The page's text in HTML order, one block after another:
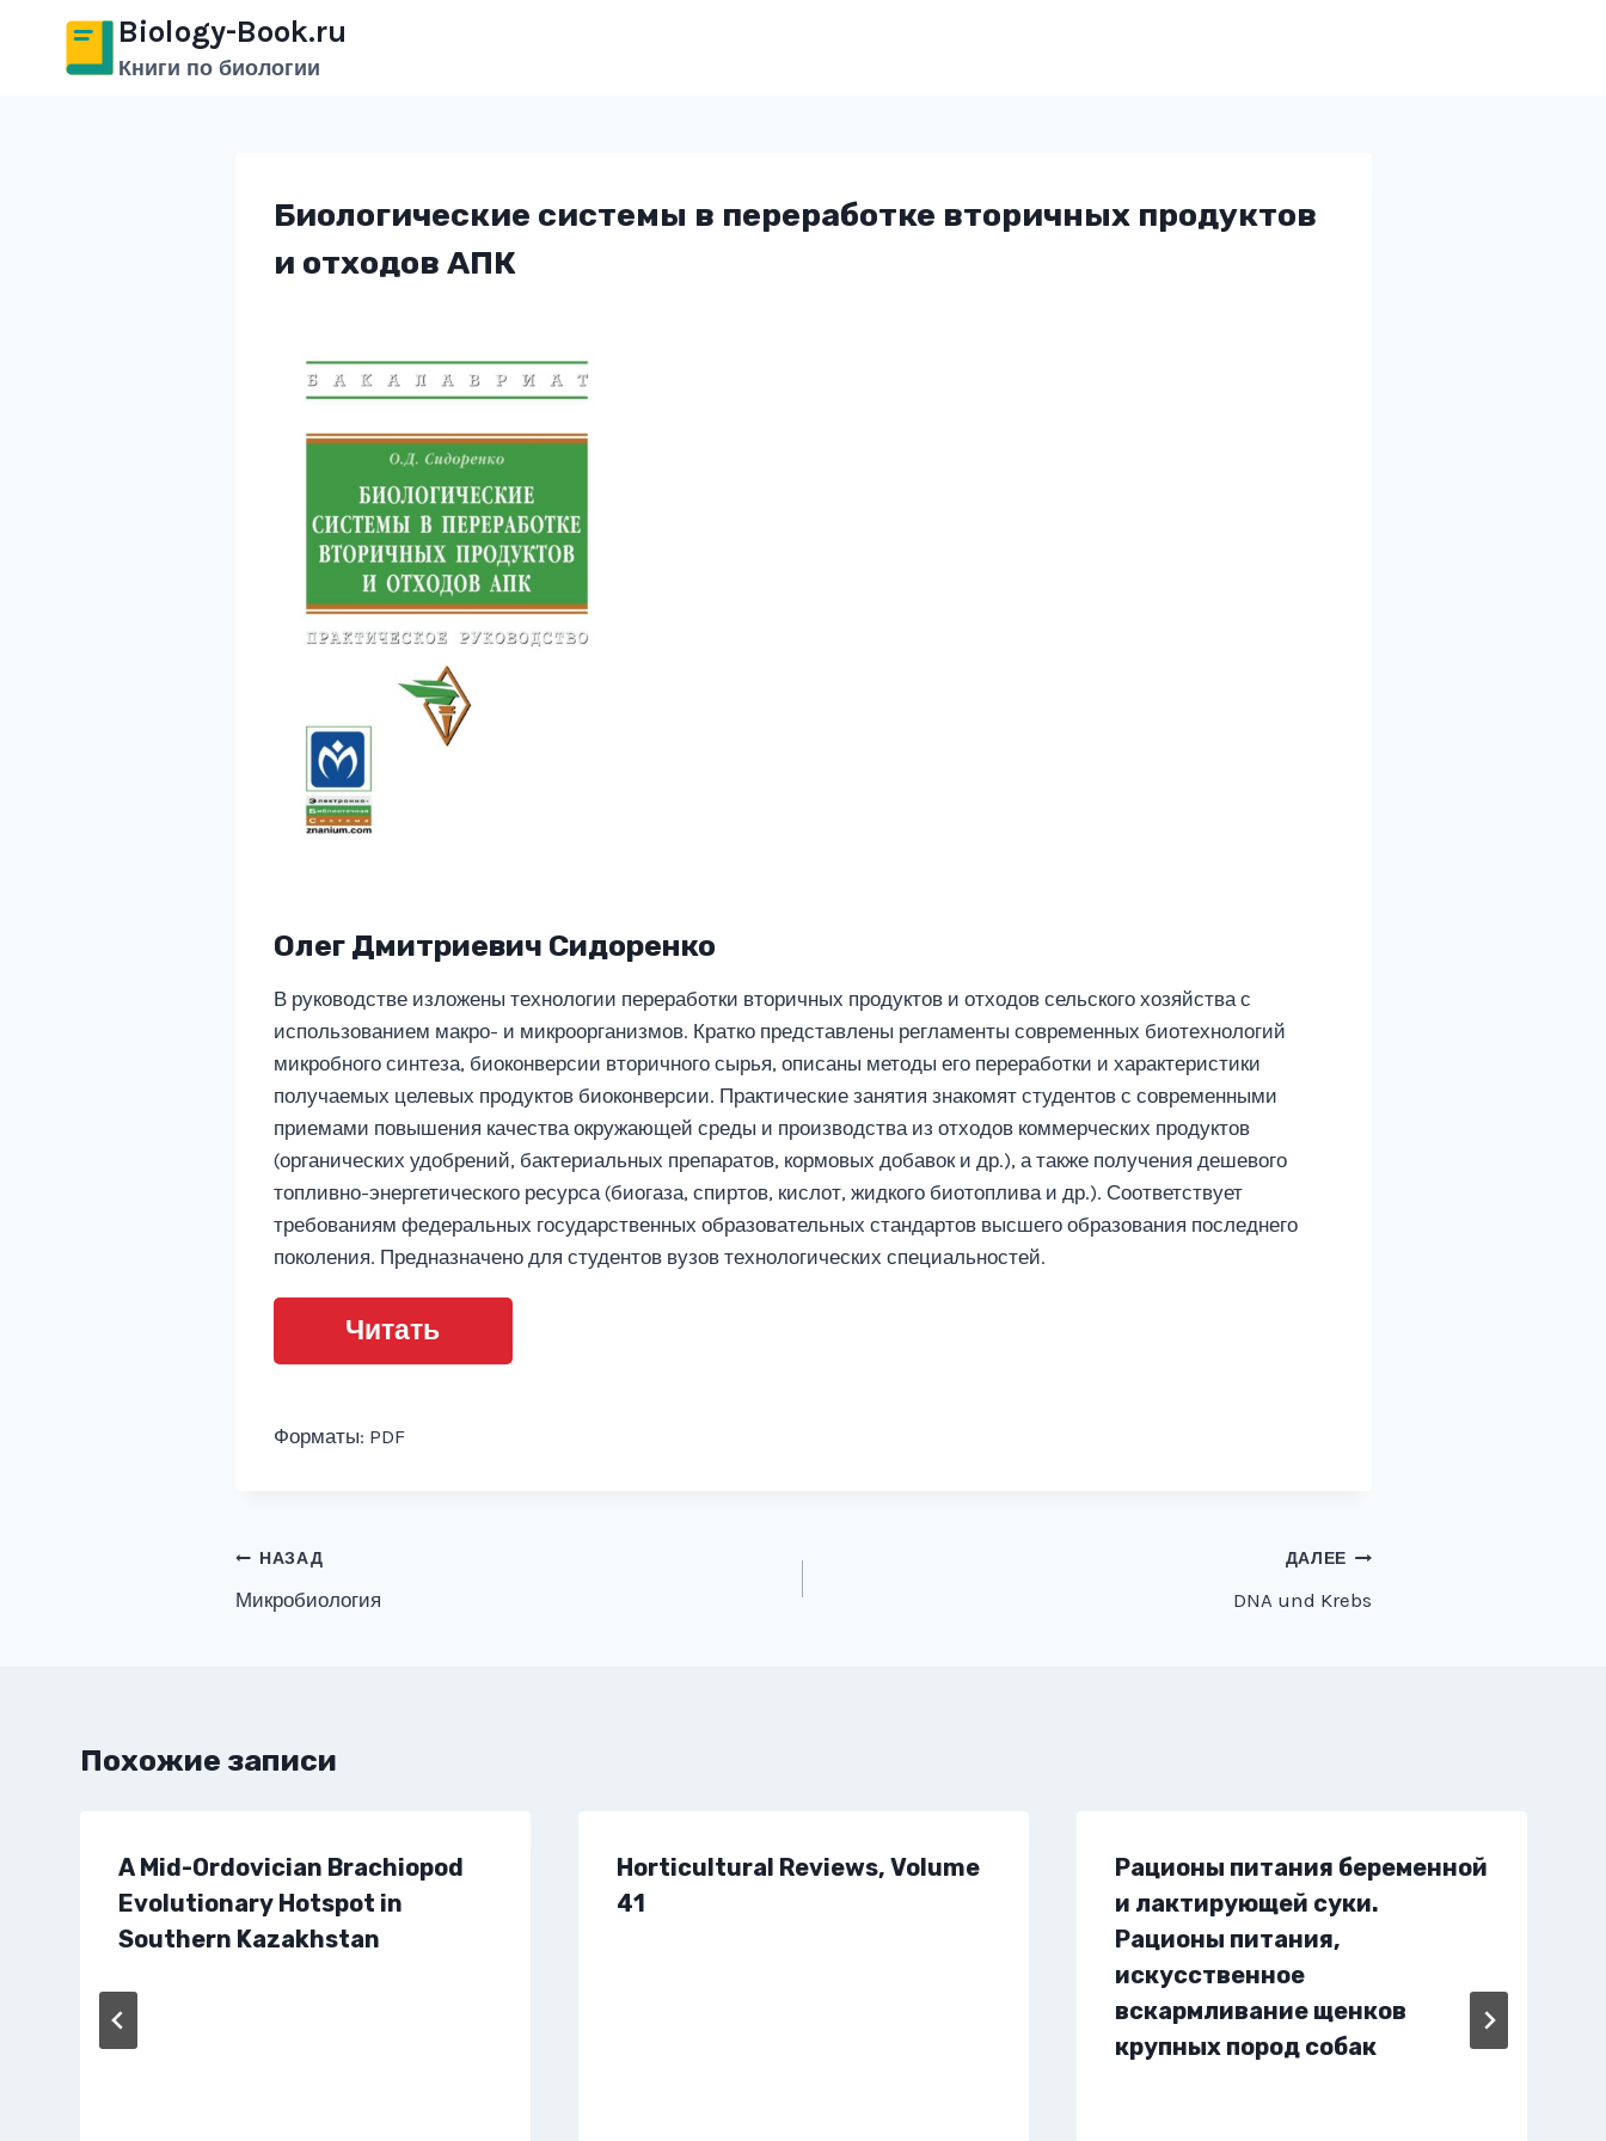
Перейти
содержимому
Biology-Book.ru
Книги по биологии
Биологические системы в переработке вторичных продуктов
и отходов АПК
Олег Дмитриевич Сидоренко
В руководстве изложены технологии переработки вторичных продуктов и отходов сельского хозяйства с
использованием макро- и микроорганизмов. Кратко представлены регламенты современных биотехнологий
микробного синтеза, биоконверсии вторичного сырья, описаны методы его переработки и характеристики
получаемых целевых продуктов биоконверсии. Практические занятия знакомят студентов с современными
приемами повышения качества окружающей среды и производства из отходов коммерческих продуктов
(органических удобрений, бактериальных препаратов, кормовых добавок и др.), а также получения дешевого
топливно-энергетического ресурса (биогаза, спиртов, кислот, жидкого биотоплива и др.). Соответствует
требованиям федеральных государственных образовательных стандартов высшего образования последнего
поколения. Предназначено для студентов вузов технологических специальностей.
Читать
Форматы: PDF
Навигация
по
НАЗАД
Микробиология
ДАЛЕЕ
DNA und Krebs
Похожие записи
A Mid-Ordovician Brachiopod
Evolutionary Hotspot in
Southern Kazakhstan
Horticultural Reviews, Volume
41
Рационы питания беременной
и лактирующей суки.
Рационы питания,
искусственное
вскармливание щенков
крупных пород собак